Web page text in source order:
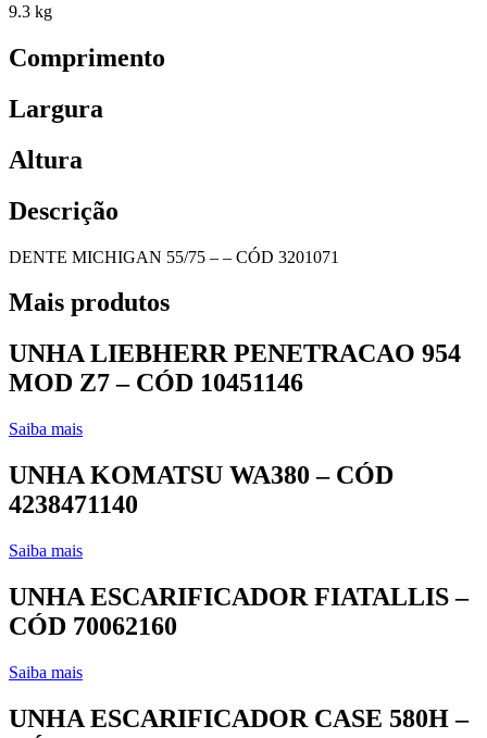
9.3 kg
Comprimento
Largura
Altura
Descrição
DENTE MICHIGAN 55/75 – – CÓD 3201071
Mais produtos
UNHA LIEBHERR PENETRACAO 954
MOD Z7 – CÓD 10451146
Saiba mais
UNHA KOMATSU WA380 – CÓD
4238471140
Saiba mais
UNHA ESCARIFICADOR FIATALLIS –
CÓD 70062160
Saiba mais
UNHA ESCARIFICADOR CASE 580H –